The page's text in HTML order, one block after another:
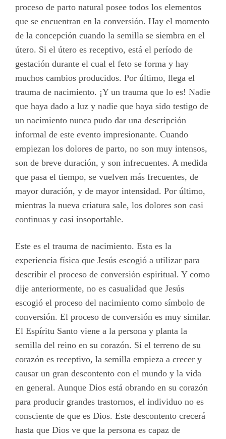
proceso de parto natural posee todos los elementos
que se encuentran en la conversión. Hay el momento
de la concepción cuando la semilla se siembra en el
útero. Si el útero es receptivo, está el período de
gestación durante el cual el feto se forma y hay
muchos cambios producidos. Por último, llega el
trauma de nacimiento. ¡Y un trauma que lo es! Nadie
que haya dado a luz y nadie que haya sido testigo de
un nacimiento nunca pudo dar una descripción
informal de este evento impresionante. Cuando
empiezan los dolores de parto, no son muy intensos,
son de breve duración, y son infrecuentes. A medida
que pasa el tiempo, se vuelven más frecuentes, de
mayor duración, y de mayor intensidad. Por último,
mientras la nueva criatura sale, los dolores son casi
continuas y casi insoportable.
Este es el trauma de nacimiento. Esta es la
experiencia física que Jesús escogió a utilizar para
describir el proceso de conversión espiritual. Y como
dije anteriormente, no es casualidad que Jesús
escogió el proceso del nacimiento como símbolo de
conversión. El proceso de conversión es muy similar.
El Espíritu Santo viene a la persona y planta la
semilla del reino en su corazón. Si el terreno de su
corazón es receptivo, la semilla empieza a crecer y
causar un gran descontento con el mundo y la vida
en general. Aunque Dios está obrando en su corazón
para producir grandes trastornos, el individuo no es
consciente de que es Dios. Este descontento crecerá
hasta que Dios ve que la persona es capaz de